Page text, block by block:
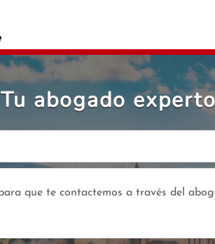
Tu abogado